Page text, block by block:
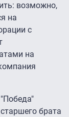
возможно,
на
с
на
брата